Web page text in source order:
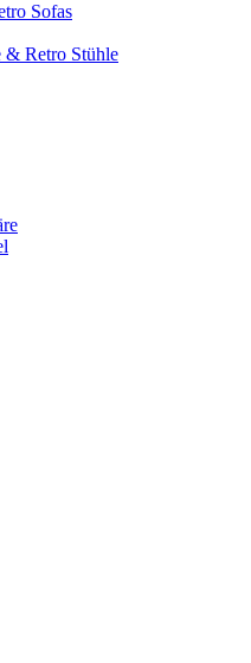
Sofas
& Retro Stühle